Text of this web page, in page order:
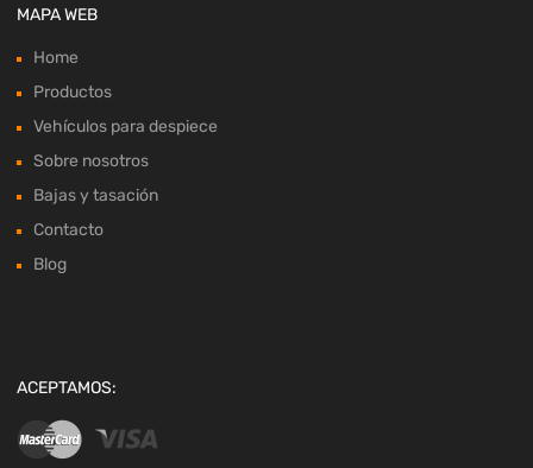
MAPA WEB
Home
Productos
Vehículos para despiece
Sobre nosotros
Bajas y tasación
Contacto
Blog
ACEPTAMOS: